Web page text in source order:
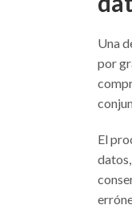
Una
por
El